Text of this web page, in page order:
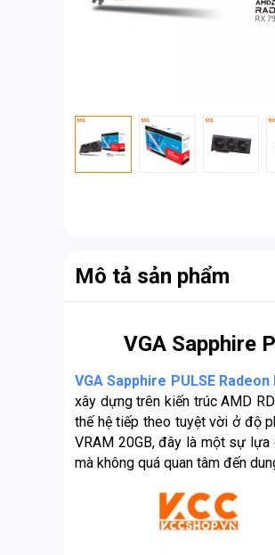
Mô tả sản phẩm
VGA Sapphire
VGA Sapphire PULSE Radeon
xây dựng trên kiến ​​trúc AMD
thế hệ tiếp theo tuyệt vời ở độ
VRAM 20GB, đây là một sự
mà không quá quan tâm đến